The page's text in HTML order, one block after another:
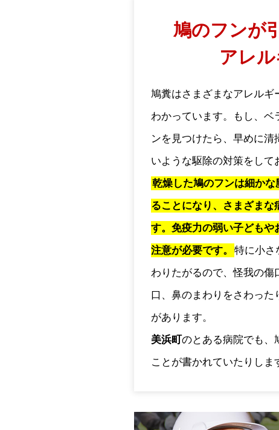
鳩のフンが
アレ
鳩糞はさまざまなアレルギ
わかっています。もし、ベ
ンを見つけたら、早めに清
いような駆除の対策をして
乾燥した鳩のフンは細か
ることになり、さまざまな
す。免疫力の弱い子どもや
注意が必要です。
特に小さ
わりたがるので、怪我の傷
口、鼻のまわりをさわった
があります。
美浜町のとある病院でも、
ことが書かれていたりしま